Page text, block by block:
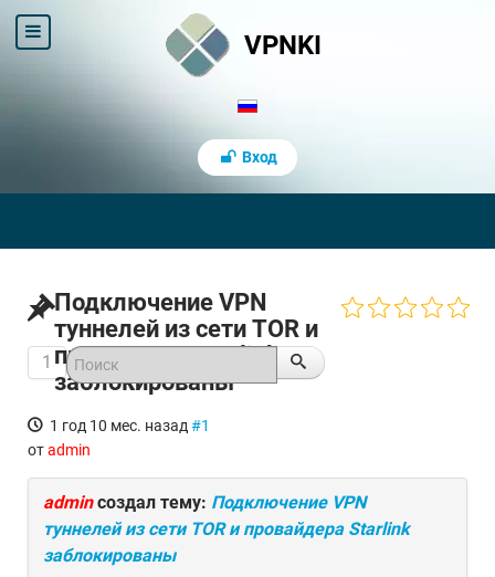
VPNKI
Вход
Подключение VPN
туннелей из сети TOR и
провайдера Starlink
заблокированы
1
1 год 10 мес. назад #1
отadmin
adminсоздал тему: Подключение VPN
туннелей из сети TOR и провайдера Starlink
заблокированы